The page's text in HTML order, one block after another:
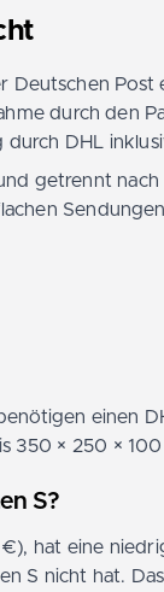
Deutschen
durch
DHL
getrennt
einen
350 × 250 ×
S?
hat eine
S nicht hat.